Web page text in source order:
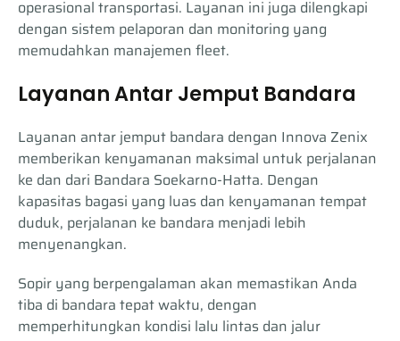
operasional transportasi. Layanan ini juga dilengkapi
dengan sistem pelaporan dan monitoring yang
memudahkan manajemen fleet.
Layanan Antar Jemput Bandara
Layanan antar jemput bandara dengan Innova Zenix
memberikan kenyamanan maksimal untuk perjalanan
ke dan dari Bandara Soekarno-Hatta. Dengan
kapasitas bagasi yang luas dan kenyamanan tempat
duduk, perjalanan ke bandara menjadi lebih
menyenangkan.
Sopir yang berpengalaman akan memastikan Anda
tiba di bandara tepat waktu, dengan
memperhitungkan kondisi lalu lintas dan jalur